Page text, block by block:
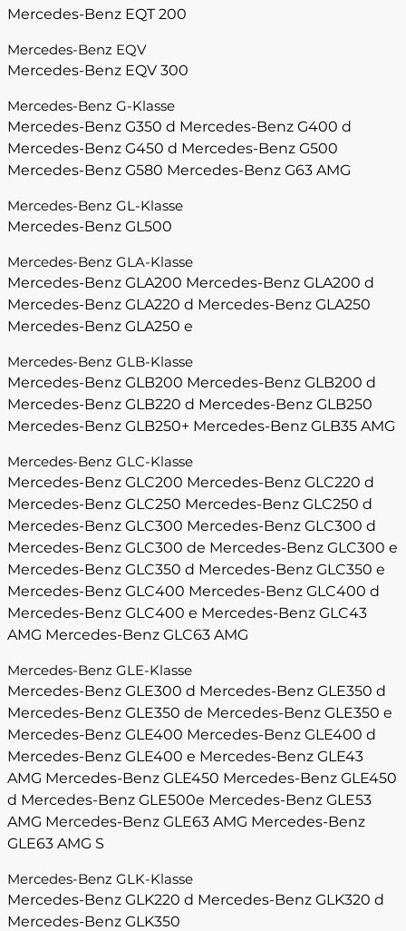
Mercedes-Benz EQT 200
Mercedes-Benz EQV
Mercedes-Benz EQV 300
Mercedes-Benz G-Klasse
Mercedes-Benz G350 d Mercedes-Benz G400 d
Mercedes-Benz G450 d Mercedes-Benz G500
Mercedes-Benz G580 Mercedes-Benz G63 AMG
Mercedes-Benz GL-Klasse
Mercedes-Benz GL500
Mercedes-Benz GLA-Klasse
Mercedes-Benz GLA200 Mercedes-Benz GLA200 d
Mercedes-Benz GLA220 d Mercedes-Benz GLA250
Mercedes-Benz GLA250 e
Mercedes-Benz GLB-Klasse
Mercedes-Benz GLB200 Mercedes-Benz GLB200 d
Mercedes-Benz GLB220 d Mercedes-Benz GLB250
Mercedes-Benz GLB250+ Mercedes-Benz GLB35 AMG
Mercedes-Benz GLC-Klasse
Mercedes-Benz GLC200 Mercedes-Benz GLC220 d
Mercedes-Benz GLC250 Mercedes-Benz GLC250 d
Mercedes-Benz GLC300 Mercedes-Benz GLC300 d
Mercedes-Benz GLC300 de Mercedes-Benz GLC300 e
Mercedes-Benz GLC350 d Mercedes-Benz GLC350 e
Mercedes-Benz GLC400 Mercedes-Benz GLC400 d
Mercedes-Benz GLC400 e Mercedes-Benz GLC43
AMG Mercedes-Benz GLC63 AMG
Mercedes-Benz GLE-Klasse
Mercedes-Benz GLE300 d Mercedes-Benz GLE350 d
Mercedes-Benz GLE350 de Mercedes-Benz GLE350 e
Mercedes-Benz GLE400 Mercedes-Benz GLE400 d
Mercedes-Benz GLE400 e Mercedes-Benz GLE43
AMG Mercedes-Benz GLE450 Mercedes-Benz GLE450
d Mercedes-Benz GLE500e Mercedes-Benz GLE53
AMG Mercedes-Benz GLE63 AMG Mercedes-Benz
GLE63 AMG S
Mercedes-Benz GLK-Klasse
Mercedes-Benz GLK220 d Mercedes-Benz GLK320 d
Mercedes-Benz GLK350